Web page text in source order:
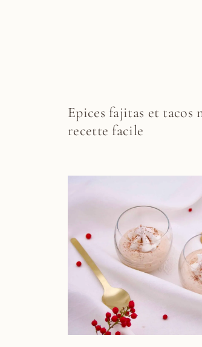
Epices fajitas et tacos
recette facile